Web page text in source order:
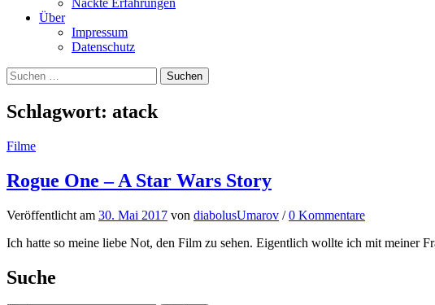
Nackte Erfahrungen
Über
Impressum
Datenschutz
Suchen
nach:
Schlagwort: atack
Filme
Rogue One – A Star Wars Story
Veröffentlicht am 30. Mai 2017 von diabolusUmarov /0 Kommentare
Ich hatte so meine liebe Not, den Film zu sehen. Eigentlich wollte ich mit meiner
Suche